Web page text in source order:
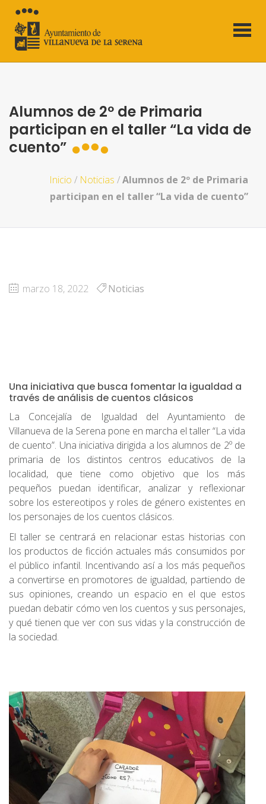
Alumnos de 2º de Primaria
participan en el taller “La vida de
cuento”
Inicio / Noticias /Alumnos de 2º de Primaria
participan en el taller “La vida de cuento”
marzo 18, 2022 Noticias
Una iniciativa que busca fomentar la igualdad a
través de análisis de cuentos clásicos
La Concejalía de Igualdad del Ayuntamiento de
Villanueva de la Serena pone en marcha el taller “La vida
de cuento”. Una iniciativa dirigida a los alumnos de 2º de
primaria de los distintos centros educativos de la
localidad, que tiene como objetivo que los más
pequeños puedan identificar, analizar y reflexionar
sobre los estereotipos y roles de género existentes en
los personajes de los cuentos clásicos.
El taller se centrará en relacionar estas historias con
los productos de ficción actuales más consumidos por
el público infantil. Incentivando así a los más pequeños
a convertirse en promotores de igualdad, partiendo de
sus opiniones, creando un espacio en el que estos
puedan debatir cómo ven los cuentos y sus personajes,
y qué tienen que ver con sus vidas y la construcción de
la sociedad.